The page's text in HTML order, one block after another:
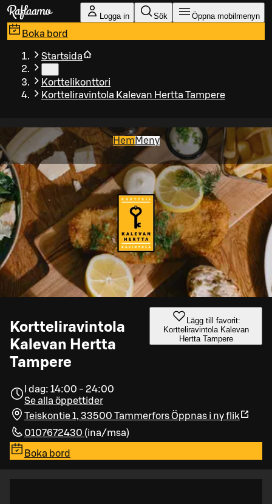
Gå till huvudinnehållet
Logga in Sök Öppna mobilmenyn
Boka bord
Startsida
Korttelikonttori
Kortteliravintola Kalevan Hertta Tampere
Hem Meny
Kortteliravintola
Kalevan Hertta
Tampere
Lägg till favorit:
Kortteliravintola Kalevan
Hertta Tampere
I dag: 14:00 - 24:00
Se alla öppettider
Teiskontie 1, 33500 TammerforsÖppnas i ny flik
0107672430 (ina/msa)
Boka bord